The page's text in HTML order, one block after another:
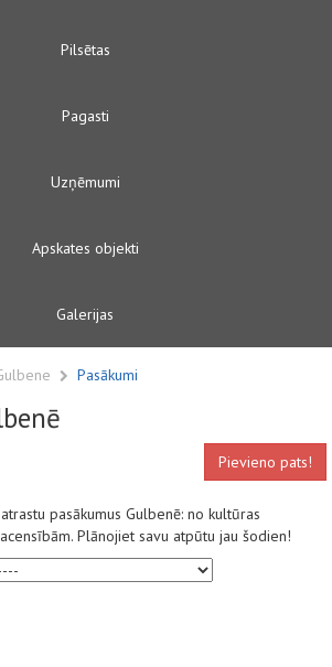
Pilsētas
Pagasti
Uzņēmumi
Apskates objekti
Galerijas
Pasākumi
Pievieno pats!
pasākumus Gulbenē: no kultūras
Plānojiet savu atpūtu jau šodien!